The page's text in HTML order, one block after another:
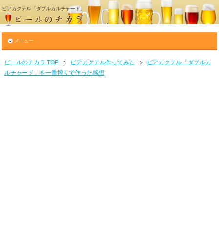
ビアカクテル「ダブルカルチャード」
メニュー
ビールのチカラ TOP ビアカクテル作ってみた
ビアカクテル「ダブルカ
ルチャード」を一番搾りで作った感想